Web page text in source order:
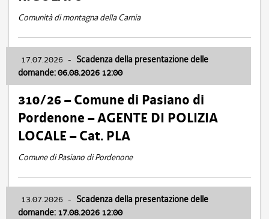
Comunità di montagna della Carnia
17.07.2026 - Scadenza della presentazione delle
domande: 06.08.2026 12:00
310/26 – Comune di Pasiano di
Pordenone – AGENTE DI POLIZIA
LOCALE – Cat. PLA
Comune di Pasiano di Pordenone
13.07.2026 - Scadenza della presentazione delle
domande: 17.08.2026 12:00